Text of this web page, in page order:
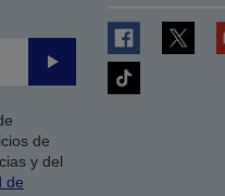
Enviar
de
y del
de